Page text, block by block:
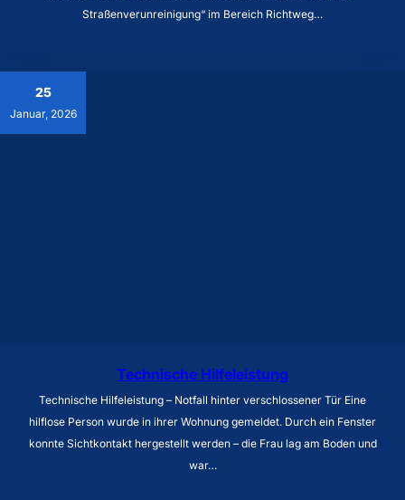
Straßenverunreinigung“ im Bereich Richtweg…
25
Januar, 2026
Technische Hilfeleistung
Technische Hilfeleistung – Notfall hinter verschlossener Tür Eine
hilflose Person wurde in ihrer Wohnung gemeldet. Durch ein Fenster
konnte Sichtkontakt hergestellt werden – die Frau lag am Boden und
war…